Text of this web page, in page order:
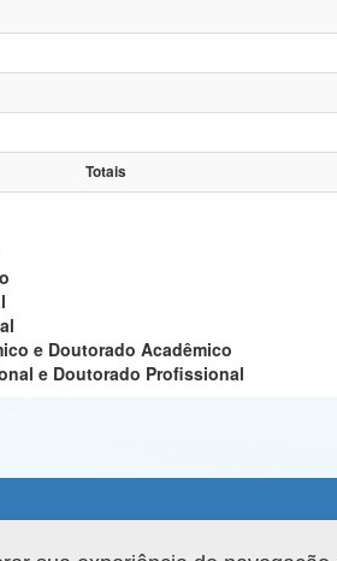
Totais
e Doutorado Acadêmico
e Doutorado Profissional